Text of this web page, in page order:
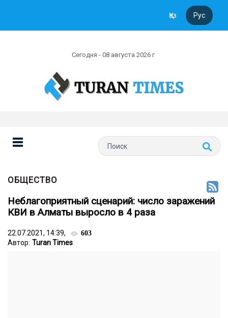
Қаз Рус
Сегодня - 08 августа 2026 г
ОБЩЕСТВО
Неблагоприятный сценарий: число заражений
КВИ в Алматы выросло в 4 раза
22.07.2021, 14:39, 603
Автор: Turan Times